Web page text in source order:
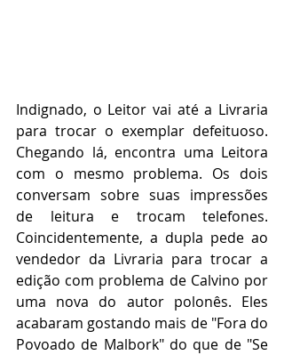
Indignado, o Leitor vai até a Livraria
para trocar o exemplar defeituoso.
Chegando lá, encontra uma Leitora
com o mesmo problema. Os dois
conversam sobre suas impressões
de leitura e trocam telefones.
Coincidentemente, a dupla pede ao
vendedor da Livraria para trocar a
edição com problema de Calvino por
uma nova do autor polonês. Eles
acabaram gostando mais de "Fora do
Povoado de Malbork" do que de "Se